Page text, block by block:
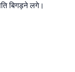
बिगड़ने लगे।